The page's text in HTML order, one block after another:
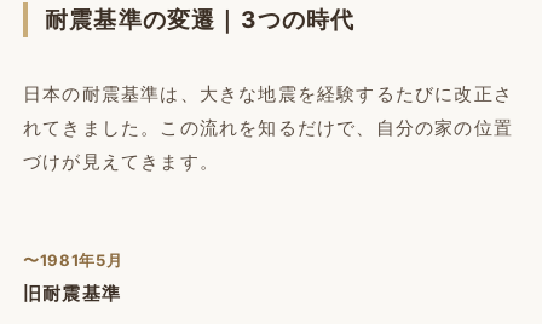
耐震基準の変遷｜3つの時代
日本の耐震基準は、大きな地震を経験するたびに改正さ
れてきました。この流れを知るだけで、自分の家の位置
づけが見えてきます。
〜1981年5月
旧耐震基準